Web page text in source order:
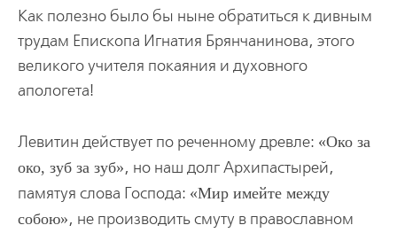
Как полезно было бы ныне обратиться к дивным
трудам Епископа Игнатия Брянчанинова, этого
великого учителя покаяния и духовного
апологета!
Левитин действует по реченному древле:
Око за
око, зуб за зуб , но наш долг Архипастырей,
памятуя слова Господа:
Мир имейте между
собою , не производить смуту в православном